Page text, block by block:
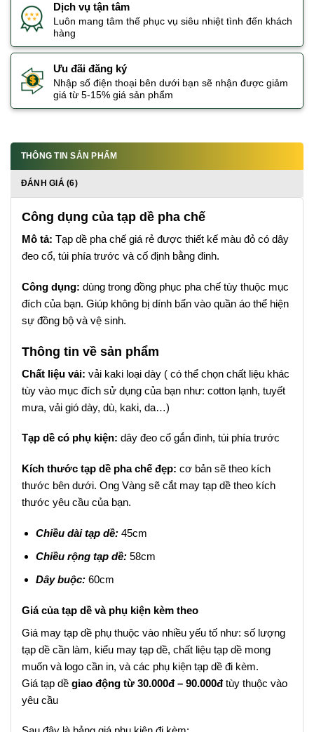
Dịch vụ tận tâm
Luôn mang tâm thế phục vụ siêu nhiệt tình đến khách
hàng
Ưu đãi đăng ký
Nhập số điện thoại bên dưới bạn sẽ nhận được giảm
giá từ 5-15% giá sản phẩm
THÔNG TIN SẢN PHẨM
ĐÁNH GIÁ (6)
Công dụng của tạp dề pha chế
Mô tả: Tạp dề pha chế giá rẻ được thiết kế màu đỏ có dây
đeo cổ, túi phía trước và cố định bằng đinh.
Công dụng: dùng trong đồng phục pha chế tùy thuộc mục
đích của bạn. Giúp không bị dính bẩn vào quần áo thể hiện
sự đồng bộ và vệ sinh.
Thông tin về sản phẩm
Chất liệu vải: vải kaki loại dày ( có thể chọn chất liệu khác
tùy vào mục đích sử dụng của bạn như: cotton lạnh, tuyết
mưa, vải gió dày, dù, kaki, da…)
Tạp dề có phụ kiện: dây đeo cổ gắn đinh, túi phía trước
Kích thước tạp dề pha chế đẹp: cơ bản sẽ theo kích
thước bên dưới. Ong Vàng sẽ cắt may tạp dề theo kích
thước yêu cầu của bạn.
Chiều dài tạp dề: 45cm
Chiều rộng tạp dề: 58cm
Dây buộc: 60cm
Giá của tạp dề và phụ kiện kèm theo
Giá may tạp dề phụ thuộc vào nhiều yếu tố như: số lượng
tạp dề cần làm, kiểu may tạp dề, chất liệu tạp dề mong
muốn và logo cần in, và các phụ kiện tạp dề đi kèm.
Giá tạp dề giao động từ 30.000đ – 90.000đtùy thuộc vào
yêu cầu